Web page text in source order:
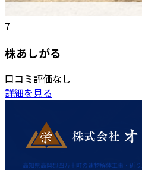
7
株あしがる
口コミ評価なし
詳細を見る